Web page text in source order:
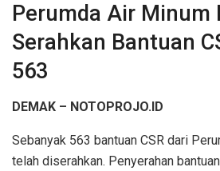
Perumda Air Minum
Serahkan Bantuan
563
DEMAK – NOTOPROJO.ID
Sebanyak 563 bantuan CSR dari
telah diserahkan. Penyerahan